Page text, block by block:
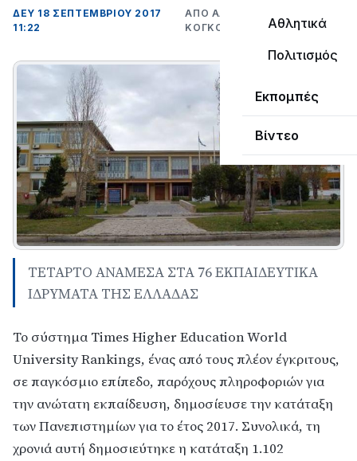
Αθλητικά
Πολιτισμός
Εκπομπές
Βίντεο
ΔΕΥ 18 ΣΕΠΤΕΜΒΡΊΟΥ 2017
11:22
ΑΠΌ ΑΛΈΞΑΝΔΡΟΣ
ΚΟΓΚΌΛΗΣ
ΤΕΤΑΡΤΟ ΑΝΑΜΕΣΑ ΣΤΑ 76 ΕΚΠΑΙΔΕΥΤΙΚΑ
ΙΔΡΥΜΑΤΑ ΤΗΣ ΕΛΛΑΔΑΣ
Το σύστημα Times Higher Education World
University Rankings, ένας από τους πλέον έγκριτους,
σε παγκόσμιο επίπεδο, παρόχους πληροφοριών για
την ανώτατη εκπαίδευση, δημοσίευσε την κατάταξη
των Πανεπιστημίων για το έτος 2017. Συνολικά, τη
χρονιά αυτή δημοσιεύτηκε η κατάταξη 1.102